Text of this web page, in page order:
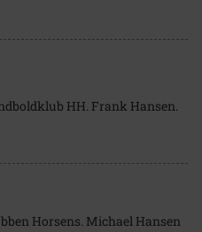
HH. Frank Hansen.
Horsens. Michael Hansen